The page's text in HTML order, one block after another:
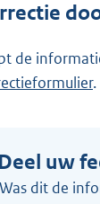
de
Deel uw
Was dit de